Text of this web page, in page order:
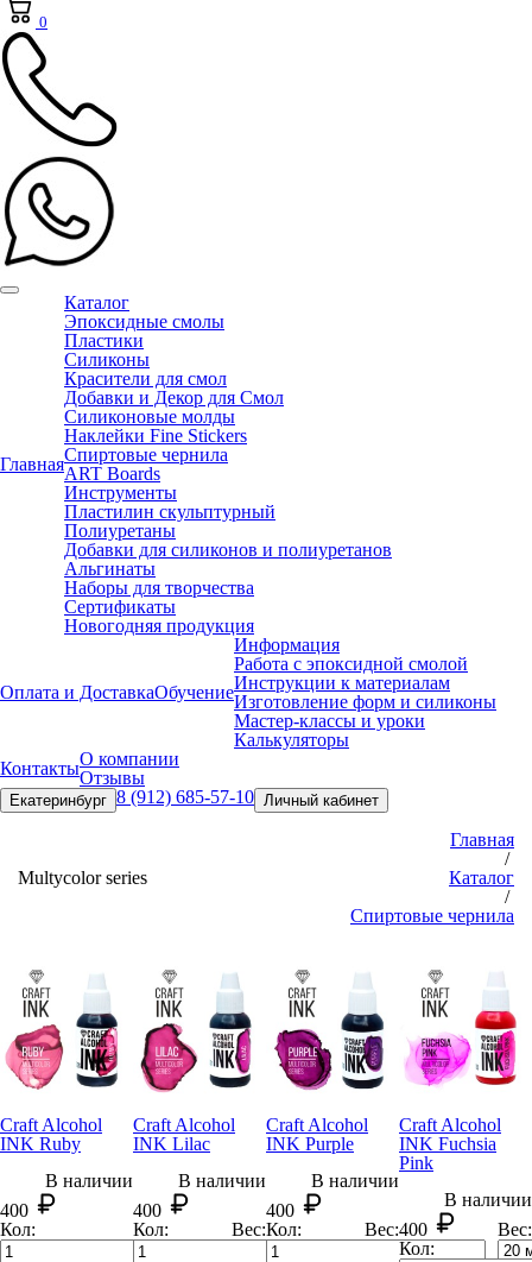
0
Главная
Каталог
Эпоксидные смолы
Пластики
Силиконы
Красители для смол
Добавки и Декор для Смол
Силиконовые молды
Наклейки Fine Stickers
Спиртовые чернила
ART Boards
Инструменты
Пластилин скульптурный
Полиуретаны
Добавки для силиконов и полиуретанов
Альгинаты
Наборы для творчества
Сертификаты
Новогодняя продукция
Оплата и ДоставкаОбучение
Информация
Работа с эпоксидной смолой
Инструкции к материалам
Изготовление форм и силиконы
Мастер-классы и уроки
Калькуляторы
КонтактыО компании
Отзывы
Екатеринбург 8 (912) 685-57-10 Личный кабинет
Multycolor series
Главная
/
Каталог
/
Спиртовые чернила
Craft Alcohol
INK Ruby
В наличии
400
Кол:
Вес:
Craft Alcohol
INK Lilac
В наличии
400
Кол:
Вес:
Craft Alcohol
INK Purple
В наличии
400
Кол:
Вес:
Craft Alcohol
INK Fuchsia
Pink
В наличии
400
Кол: